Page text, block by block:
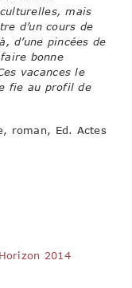
mais
d’un cours de
d’une pincées de
bonne
vacances le
fie au profil de
roman, Ed. Actes
2014